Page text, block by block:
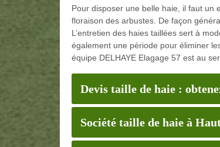
Pour disposer une belle haie, il faut un
floraison des arbustes. De façon
L’entretien des haies taillées sert à
également une période pour éliminer
équipe DELHAYE Elagage 57 est au
Devis taille de haie :
Société taille de haie à